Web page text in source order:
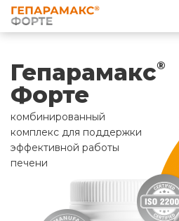
Гепарамакс®
Форте
комбинированный
комплекс для поддержки
эффективной работы
печени